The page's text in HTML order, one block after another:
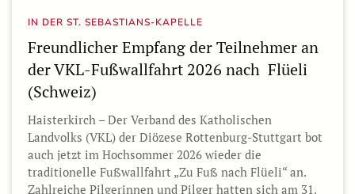
IN DER ST. SEBASTIANS-KAPELLE
Freundlicher Empfang der Teilnehmer an
der VKL-Fußwallfahrt 2026 nach Flüeli
(Schweiz)
Haisterkirch – Der Verband des Katholischen
Landvolks (VKL) der Diözese Rottenburg-Stuttgart bot
auch jetzt im Hochsommer 2026 wieder die
traditionelle Fußwallfahrt „Zu Fuß nach Flüeli“ an.
Zahlreiche Pilgerinnen und Pilger hatten sich am 31.